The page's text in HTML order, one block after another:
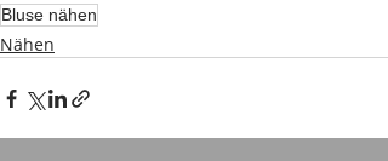
Bluse nähen
Nähen